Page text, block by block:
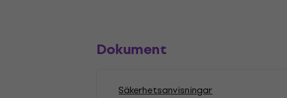
Dokument
Säkerhetsanvisningar